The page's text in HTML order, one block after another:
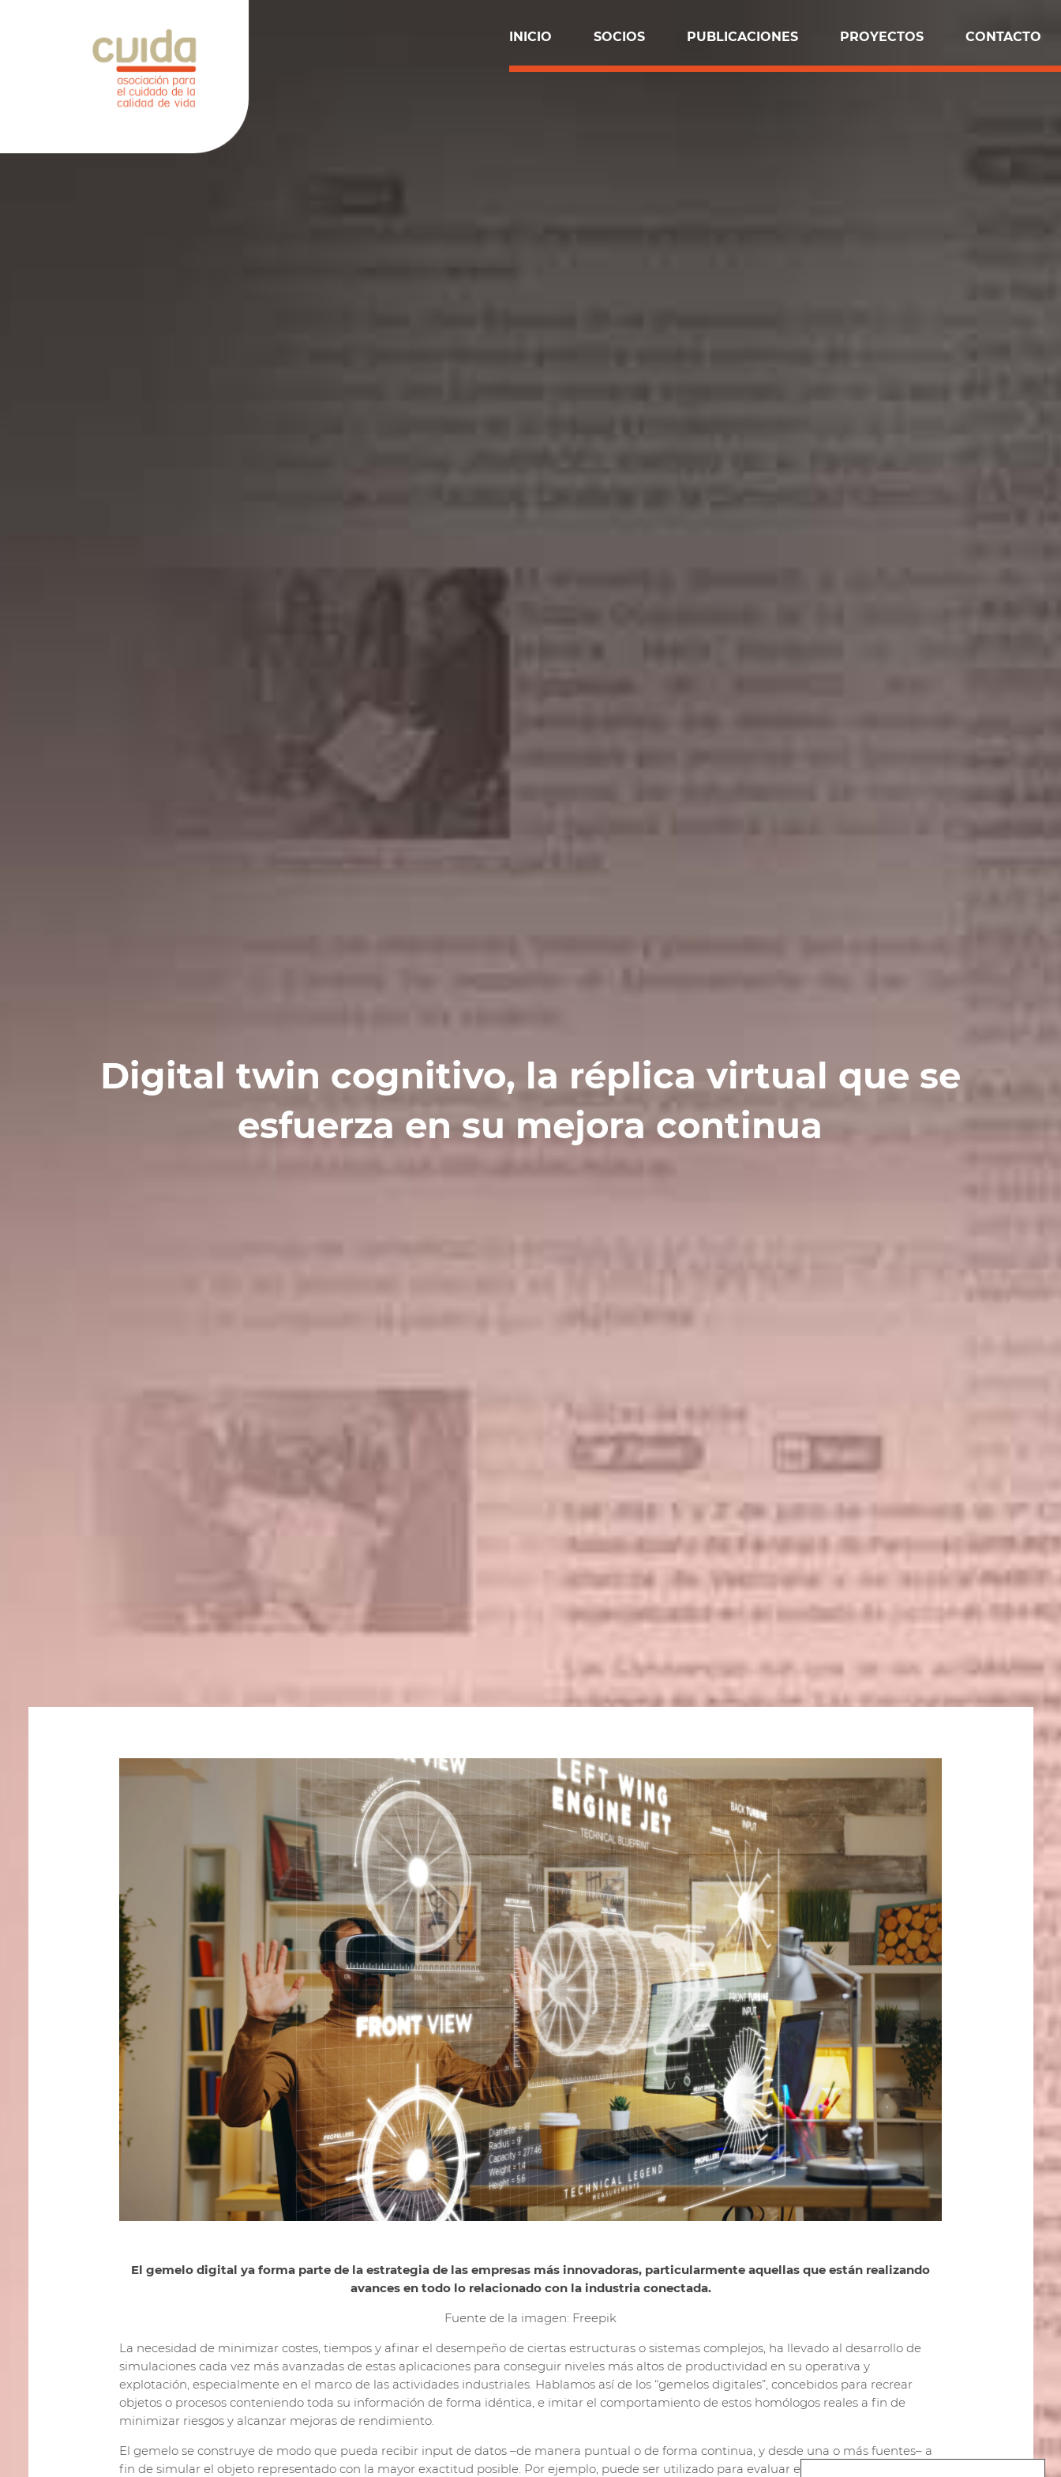
INICIO SOCIOS PUBLICACIONES PROYECTOS CONTACTO
Digital twin cognitivo, la réplica virtual que se
esfuerza en su mejora continua
El gemelo digital ya forma parte de la estrategia de las empresas más innovadoras, particularmente aquellas que están realizando
avances en todo lo relacionado con la industria conectada.
Fuente de la imagen: Freepik
La necesidad de minimizar costes, tiempos y afinar el desempeño de ciertas estructuras o sistemas complejos, ha llevado al desarrollo de
simulaciones cada vez más avanzadas de estas aplicaciones para conseguir niveles más altos de productividad en su operativa y
explotación, especialmente en el marco de las actividades industriales. Hablamos así de los “gemelos digitales”, concebidos para recrear
objetos o procesos conteniendo toda su información de forma idéntica, e imitar el comportamiento de estos homólogos reales a fin de
minimizar riesgos y alcanzar mejoras de rendimiento.
El gemelo se construye de modo que pueda recibir input de datos –de manera puntual o de forma continua, y desde una o más fuentes– a
fin de simular el objeto representado con la mayor exactitud posible. Por ejemplo, puede ser utilizado para evaluar el funcionamiento típico